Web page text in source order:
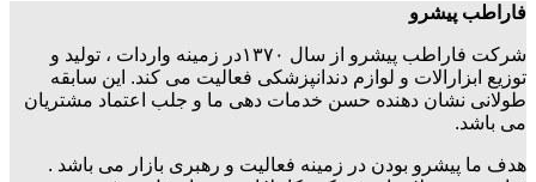
فاراطب پیشرو
شرکت فاراطب پیشرو از سال ۱۳۷۰در زمینه واردات ، تولید و
توزیع ابزارالات و لوازم دندانپزشکی فعالیت می کند. این سابقه
طولانی نشان دهنده حسن خدمات دهی ما و جلب اعتماد مشتریان
می باشد.
هدف ما پیشرو بودن در زمینه فعالیت و رهبری بازار می باشد .